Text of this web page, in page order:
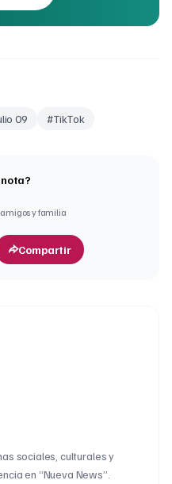
09 #TikTok
y familia
Compartir
sociales, culturales y
en “Nueva News”.